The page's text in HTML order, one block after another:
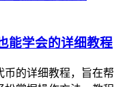
能学会的详细教程
币的详细教程，旨在帮